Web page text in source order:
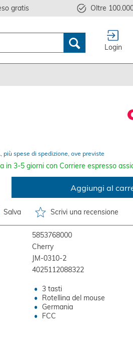
gratis Oltre
Login
più spese di spedizione, ove previste
in 3-5 giorni con Corriere espresso
Aggiungi al
Salva Scrivi una recensione
5853768000
Cherry
JM-0310-2
4025112088322
3 tasti
Rotellina del mouse
Germania
FCC